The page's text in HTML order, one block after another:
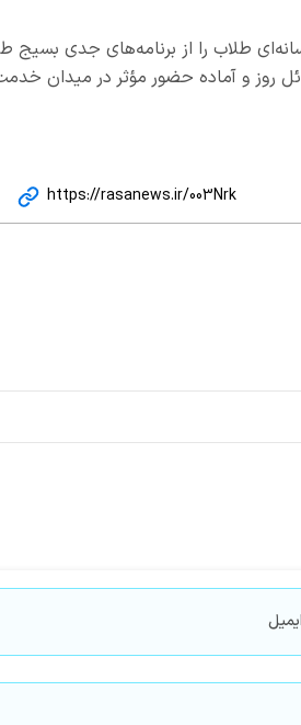
طلاب را از برنامه‌های جدی بسیج
روز و آماده حضور مؤثر در میدان
https://rasanews.ir/003Nrk